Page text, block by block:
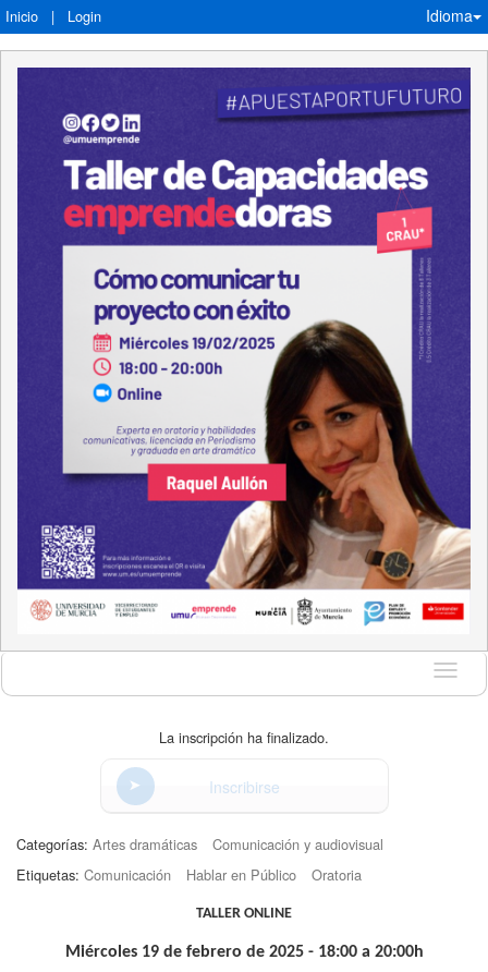
Inicio | Login Idioma
Idioma
La inscripción ha finalizado.
Inscribirse
Categorías: Artes dramáticas
Comunicación y audiovisual
Etiquetas: Comunicación Hablar en Público Oratoria
TALLER ONLINE
Miércoles 19 de febrero de 2025 - 18:00 a 20:00h